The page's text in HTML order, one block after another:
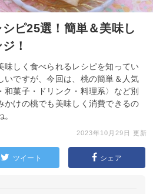
ピ25選！簡単＆美味し
！
味しく食べられるレシピを知ってい
いですが、今回は、桃の簡単＆人気
和菓子・ドリンク・料理系〉など別
かけの桃でも美味しく消費できるの
2023年10月29日 更新
ツイート シェア